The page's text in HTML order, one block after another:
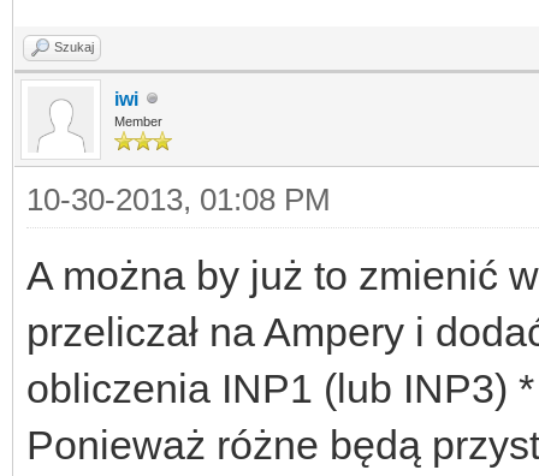
Szukaj
iwi
Member
10-30-2013, 01:08 PM
A można by już to zmienić
przeliczał na Ampery i
obliczenia INP1 (lub INP3)
Ponieważ różne będą